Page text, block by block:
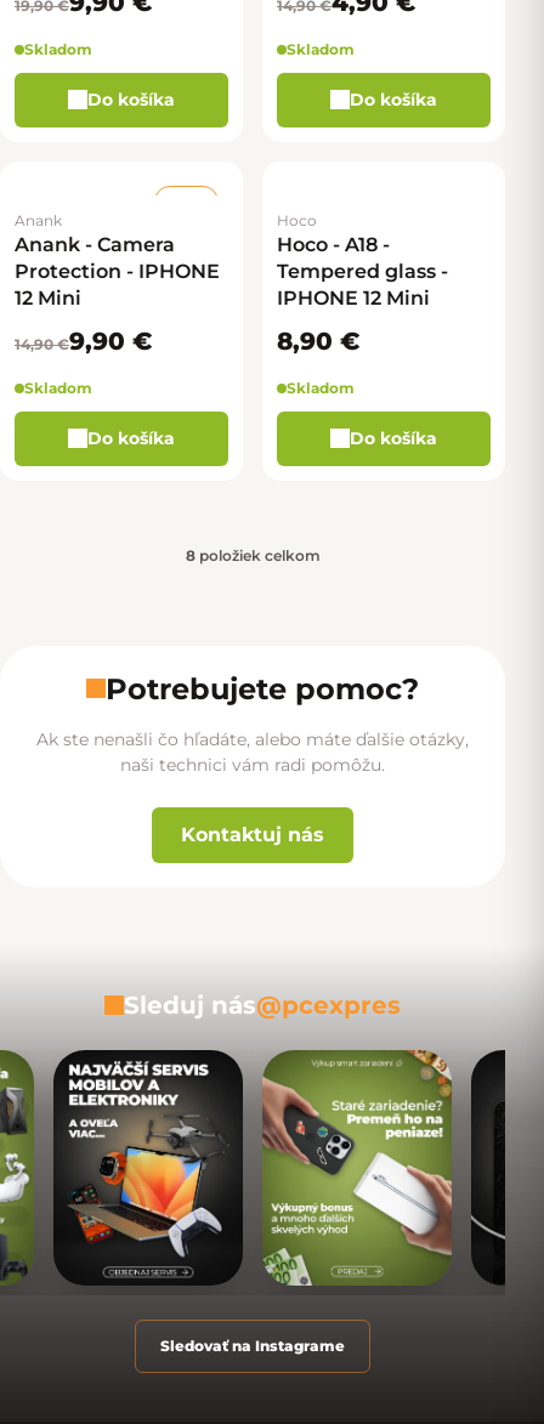
19,90 €
Skladom
Do košíka
14,90 €
Skladom
Do košíka
Anank
Anank - Camera
Protection - IPHONE
12 Mini
14,90 €9,90 €
Skladom
Do košíka
Hoco
Hoco - A18 -
Tempered glass -
IPHONE 12 Mini
8,90 €
Skladom
Do košíka
8položiek celkom
Potrebujete pomoc?
Ak ste nenašli čo hľadáte, alebo máte ďalšie otázky,
naši technici vám radi pomôžu.
Kontaktuj nás
Sleduj nás@pcexpres
Sledovať na Instagrame